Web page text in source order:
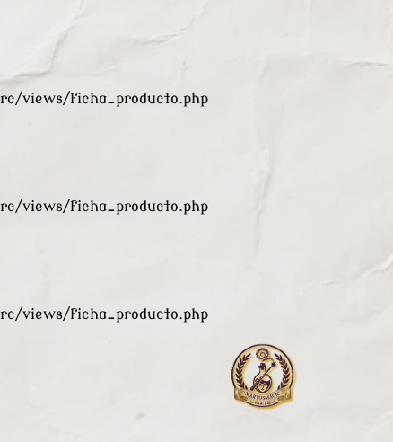
views/ficha_producto.php
views/ficha_producto.php
views/ficha_producto.php